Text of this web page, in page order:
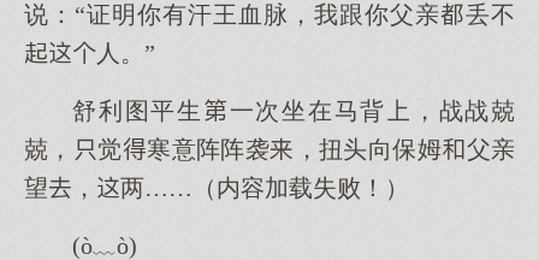
说：“证明你有汗王血脉，我跟你父亲丢不
人。”
舒利图平生一次坐在马背，战战兢
兢，觉寒意阵阵袭，扭头向保姆父亲
望，两……（内容加载失败！）
(ò﹏ò)